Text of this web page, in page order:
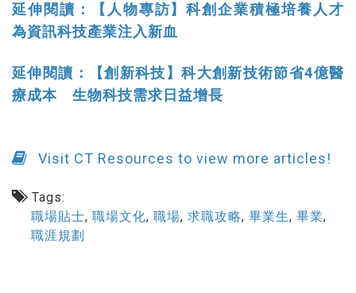
延伸閱讀：【人物專訪】科創企業積極培養人才
為資訊科技產業注入新血
延伸閱讀：【創新科技】科大創新技術節省4億醫
療成本 生物科技需求日益增長
Visit CT Resources to view more articles!
Tags:
職場貼士, 職場文化, 職場, 求職攻略, 畢業生, 畢業,
職涯規劃